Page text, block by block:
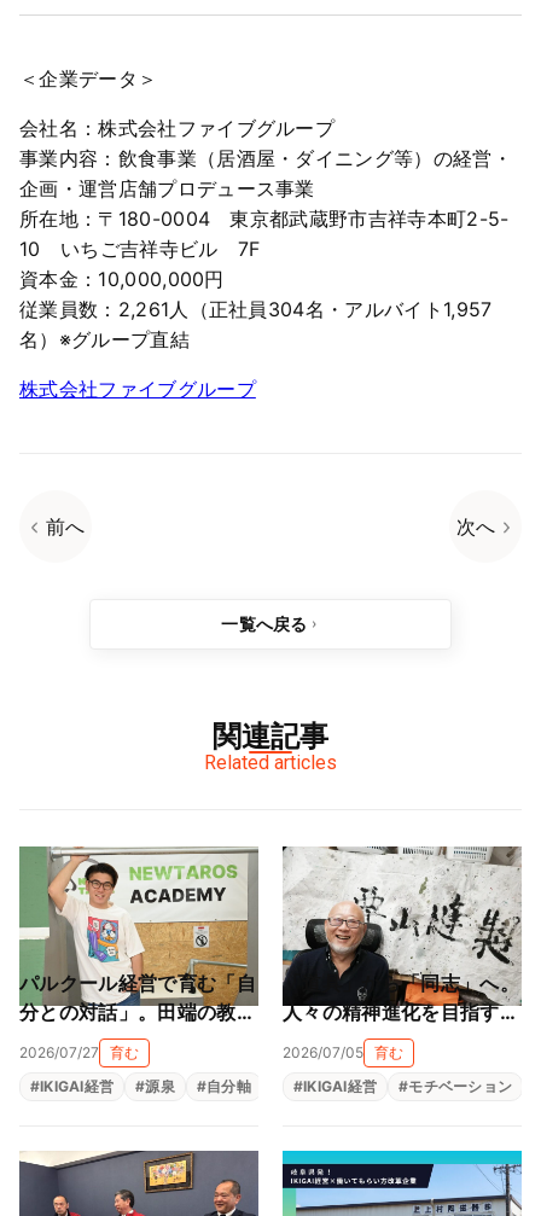
＜企業データ＞
会社名：株式会社ファイブグループ
事業内容：飲食事業（居酒屋・ダイニング等）の経営・
企画・運営店舗プロデュース事業
所在地：〒180-0004 東京都武蔵野市吉祥寺本町2-5-
10 いちご吉祥寺ビル 7F
資本金：10,000,000円
従業員数：2,261人（正社員304名・アルバイト1,957
名）※グループ直結
株式会社ファイブグループ
前へ 次へ
一覧へ戻る
関連記事
Related articles
パルクール経営で育む「自
分との対話」。田端の教室
が作る大人も子供も輝ける
居場所（NEWTAROS ）
2026/07/27
育む
#IKIGAI経営 #源泉 #自分軸 自己理解 #自律型人材育成
「道具」から「同志」へ。
人々の精神進化を目指す地
球黒字化経営（栗山縫製株
2026/07/05 育む
#IKIGAI経営 #モチベーション